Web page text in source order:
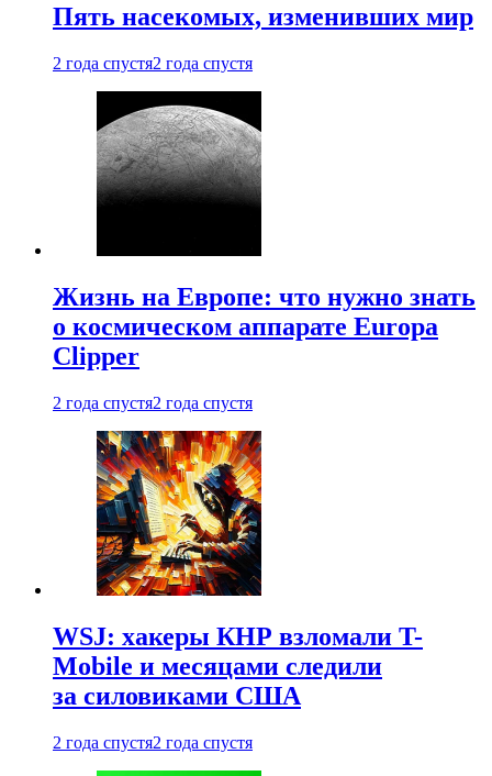
Пять насекомых, изменивших мир
2 года спустя2 года спустя
Жизнь на Европе: что нужно знать
о космическом аппарате Europa
Clipper
2 года спустя2 года спустя
WSJ: хакеры КНР взломали T-
Mobile и месяцами следили
за силовиками США
2 года спустя2 года спустя